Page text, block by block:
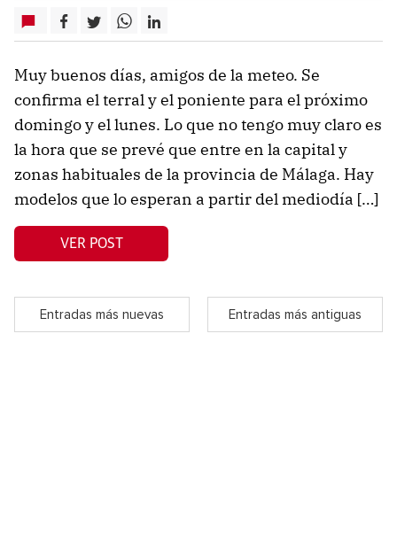
Muy buenos días, amigos de la meteo. Se
confirma el terral y el poniente para el próximo
domingo y el lunes. Lo que no tengo muy claro es
la hora que se prevé que entre en la capital y
zonas habituales de la provincia de Málaga. Hay
modelos que lo esperan a partir del mediodía […]
VER POST
Entradas más nuevas Entradas más antiguas